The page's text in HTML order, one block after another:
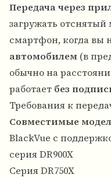
Передача через
загружать
смартфон, когда вы
автомобилем (в
обычно на
работает без
Требования к
Совместимые
BlackVue с
серия DR900X
Серия DR750X